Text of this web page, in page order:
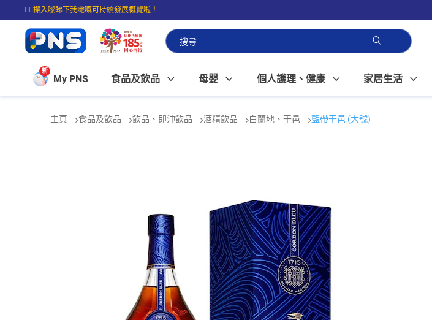
☝🏼㩒入嚟睇下我哋嘅可持續發展概覽啦！
⭐購物滿$399即享免費送貨；滿$100即可免費店取。
新
My PNS 食品及飲品 母嬰 個人護理、健康 家居生活
主頁 食品及飲品 飲品、即沖飲品 酒精飲品 白蘭地、干邑 藍帶干邑 (大號)